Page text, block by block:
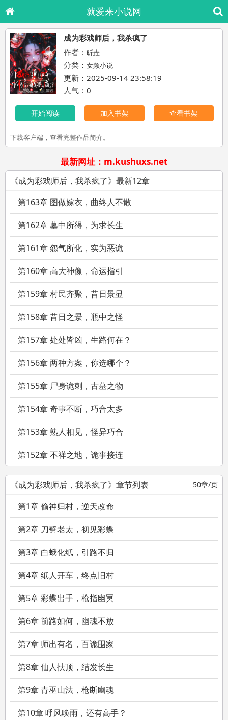
就爱来小说网
成为彩戏师后，我杀疯了
作者： 昕垚
分类： 女频小说
更新：2025-09-14 23:58:19
人气：0
开始阅读 加入书架 查看书架
下载客户端，查看完整作品简介。
最新网址：m.kushuxs.net
《成为彩戏师后，我杀疯了》最新12章
第163章 图做嫁衣，曲终人不散
第162章 墓中所得，为求长生
第161章 怨气所化，实为恶诡
第160章 高大神像，命运指引
第159章 村民齐聚，昔日景显
第158章 昔日之景，瓶中之怪
第157章 处处皆凶，生路何在？
第156章 两种方案，你选哪个？
第155章 尸身诡刺，古墓之物
第154章 奇事不断，巧合太多
第153章 熟人相见，怪异巧合
第152章 不祥之地，诡事接连
《成为彩戏师后，我杀疯了》章节列表 50章/页
第1章 偷神归村，逆天改命
第2章 刀劈老太，初见彩蝶
第3章 白蛾化纸，引路不归
第4章 纸人开车，终点旧村
第5章 彩蝶出手，枪指幽冥
第6章 前路如何，幽魂不放
第7章 师出有名，百诡围家
第8章 仙人扶顶，结发长生
第9章 青巫山法，枪断幽魂
第10章 呼风唤雨，还有高手？